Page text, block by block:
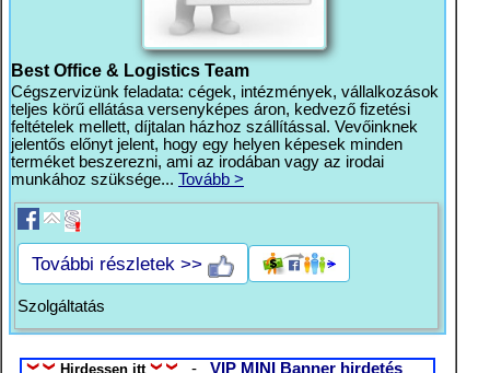
Best Office & Logistics Team
Cégszervizünk feladata: cégek, intézmények, vállalkozások
teljes körű ellátása versenyképes áron, kedvező fizetési
feltételek mellett, díjtalan házhoz szállítással. Vevőinknek
jelentős előnyt jelent, hogy egy helyen képesek minden
terméket beszerezni, ami az irodában vagy az irodai
munkához szüksége... Tovább >
További részletek >>
Szolgáltatás
Hirdessen itt -VIP MINI Banner hirdetés